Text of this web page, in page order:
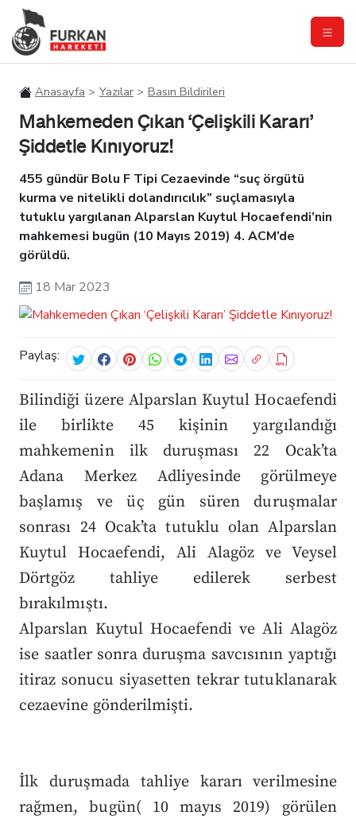
Anasayfa Yazılar Basın Bildirileri
Mahkemeden Çıkan ‘Çelişkili Kararı’
Şiddetle Kınıyoruz!
455 gündür Bolu F Tipi Cezaevinde “suç örgütü
kurma ve nitelikli dolandırıcılık” suçlamasıyla
tutuklu yargılanan Alparslan Kuytul Hocaefendi’nin
mahkemesi bugün (10 Mayıs 2019) 4. ACM’de
görüldü.
18 Mar 2023
Paylaş:
Bilindiği üzere Alparslan Kuytul Hocaefendi
ile birlikte 45 kişinin yargılandığı
mahkemenin ilk duruşması 22 Ocak’ta
Adana Merkez Adliyesinde görülmeye
başlamış ve üç gün süren duruşmalar
sonrası 24 Ocak’ta tutuklu olan Alparslan
Kuytul Hocaefendi, Ali Alagöz ve Veysel
Dörtgöz tahliye edilerek serbest
bırakılmıştı.
Alparslan Kuytul Hocaefendi ve Ali Alagöz
ise saatler sonra duruşma savcısının yaptığı
itiraz sonucu siyasetten tekrar tutuklanarak
cezaevine gönderilmişti.
İlk duruşmada tahliye kararı verilmesine
rağmen, bugün( 10 mayıs 2019) görülen